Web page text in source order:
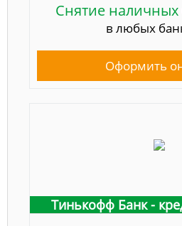
Снятие наличных
в любых
Оформить
Тинькофф Банк -